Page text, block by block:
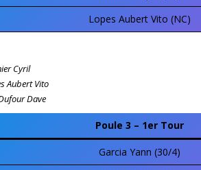
Lopes Aubert Vito (NC)
Cyril
Aubert Vito
Dave
Poule 3 – 1er Tour
Garcia Yann (30/4)